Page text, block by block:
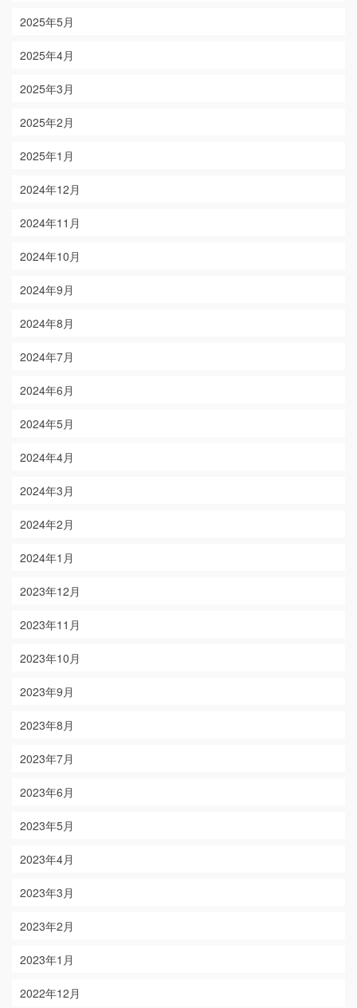
2025年5月
2025年4月
2025年3月
2025年2月
2025年1月
2024年12月
2024年11月
2024年10月
2024年9月
2024年8月
2024年7月
2024年6月
2024年5月
2024年4月
2024年3月
2024年2月
2024年1月
2023年12月
2023年11月
2023年10月
2023年9月
2023年8月
2023年7月
2023年6月
2023年5月
2023年4月
2023年3月
2023年2月
2023年1月
2022年12月